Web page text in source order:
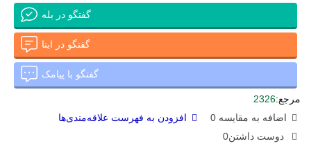
گفتگو در بله
گفتگو در ایتا
گفتگو با پیامک
مرجع:2326
اضافه به مقایسه 0
افزودن به فهرست علاقه‌مندی‌ها
دوست داشتن0